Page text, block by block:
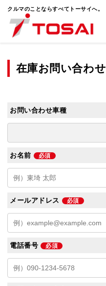
クルマのことならすべてトーサイへ。
在庫お問い合わせ
お問い合わせ車種
お名前 必須
メールアドレス 必須
電話番号 必須